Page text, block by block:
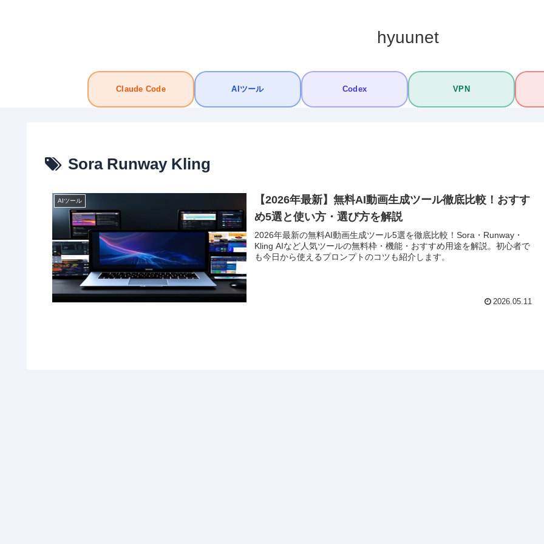
hyuunet
Claude Code AIツール Codex VPN
Sora Runway Kling
AIツール
【2026年最新】無料AI動画生成ツール徹底比較！おすす
め5選と使い方・選び方を解説
2026年最新の無料AI動画生成ツール5選を徹底比較！Sora・Runway・
Kling AIなど人気ツールの無料枠・機能・おすすめ用途を解説。初心者で
も今日から使えるプロンプトのコツも紹介します。
2026.05.11